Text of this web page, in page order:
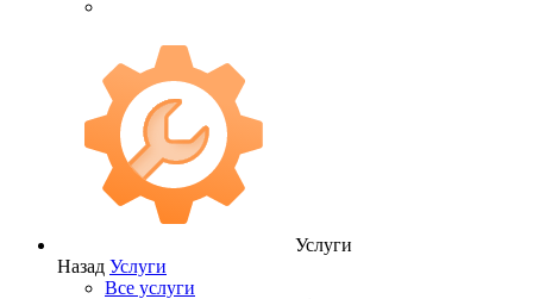
Услуги
Назад Услуги
Все услуги